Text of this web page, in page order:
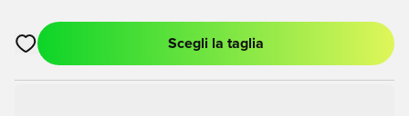
Apre una finestra modale per accedere o registrarsi come
Scegli la taglia